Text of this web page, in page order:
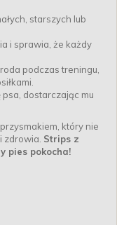
starszych lub
i sprawia, że każdy
podczas treningu,
psa, dostarczając mu
który nie
zdrowia. Strips z
pies pokocha!